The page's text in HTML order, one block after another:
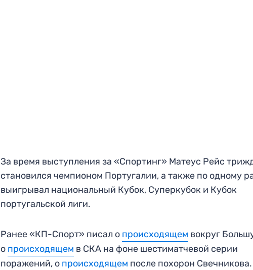
За время выступления за «Спортинг» Матеус Рейс
становился чемпионом Португалии, а также по одному
выигрывал национальный Кубок, Суперкубок и Кубок
португальской лиги.
Ранее «КП-Спорт» писал о происходящем вокруг
о происходящем в СКА на фоне шестиматчевой серии
поражений, о происходящем после похорон Свечникова.